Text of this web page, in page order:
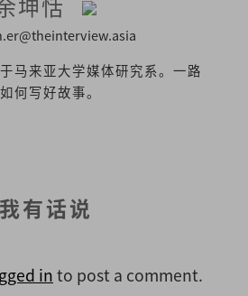
马来亚大学媒体研究系。一路
何写好故事。
我有话说
into post a comment.